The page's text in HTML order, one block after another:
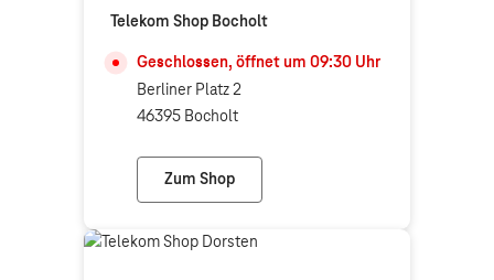
Telekom Shop Bocholt
Geschlossen, öffnet um 09:30 Uhr
Berliner Platz 2
46395 Bocholt
Zum Shop
Telekom Shop Bocholt